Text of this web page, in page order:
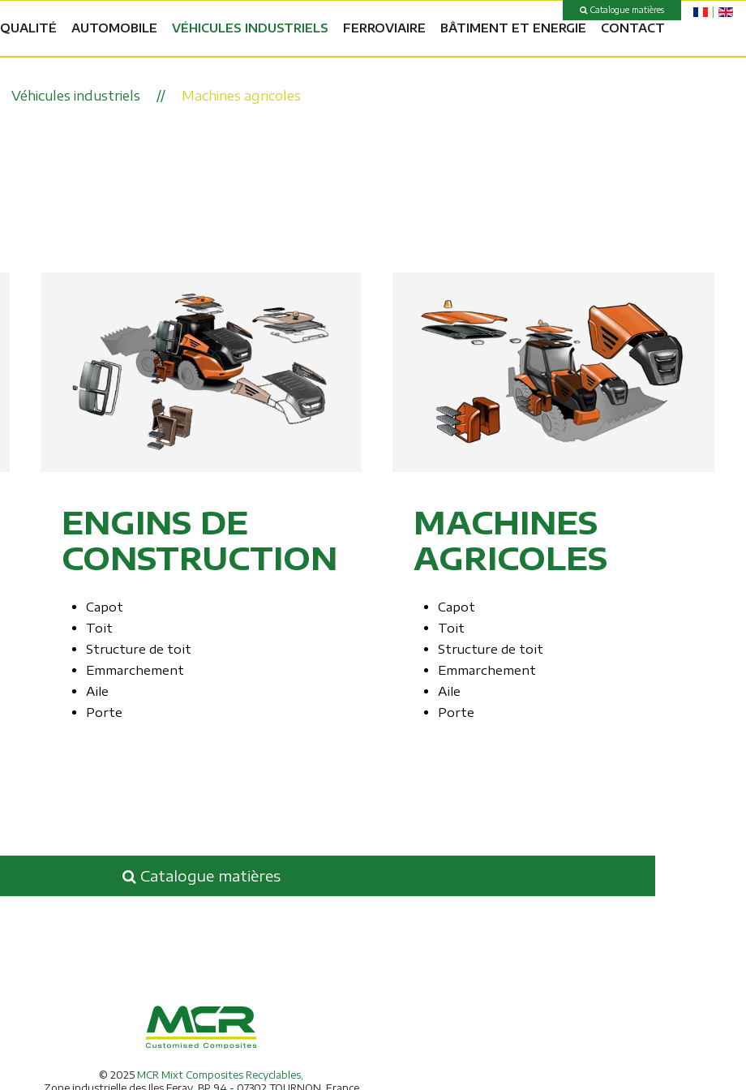
QUALITÉ AUTOMOBILE VÉHICULES INDUSTRIELS FERROVIAIRE BÂTIMENT ET ENERGIE CONTACT
Catalogue matières
Véhicules industriels Machines agricoles
ENGINS DE
CONSTRUCTION
Capot
Toit
Structure de toit
Emmarchement
Aile
Porte
MACHINES
AGRICOLES
Capot
Toit
Structure de toit
Emmarchement
Aile
Porte
Catalogue matières
© 2025 MCR Mixt Composites Recyclables,